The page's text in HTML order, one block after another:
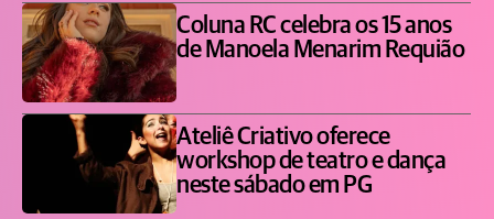
Coluna RC celebra os 15 anos
de Manoela Menarim Requião
Ateliê Criativo oferece
workshop de teatro e dança
neste sábado em PG